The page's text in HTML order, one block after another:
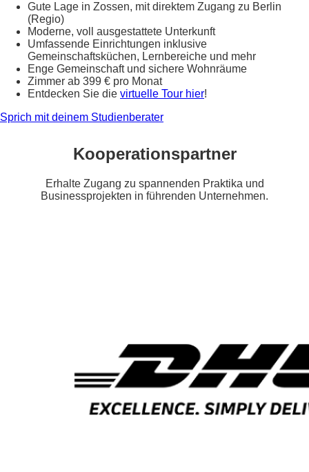
Gute Lage in Zossen, mit direktem Zugang zu Berlin
(Regio)
Moderne, voll ausgestattete Unterkunft
Umfassende Einrichtungen inklusive
Gemeinschaftsküchen, Lernbereiche und mehr
Enge Gemeinschaft und sichere Wohnräume
Zimmer ab 399 € pro Monat
Entdecken Sie die virtuelle Tour hier!
Sprich mit deinem Studienberater
Kooperationspartner
Erhalte Zugang zu spannenden Praktika und
Businessprojekten in führenden Unternehmen.